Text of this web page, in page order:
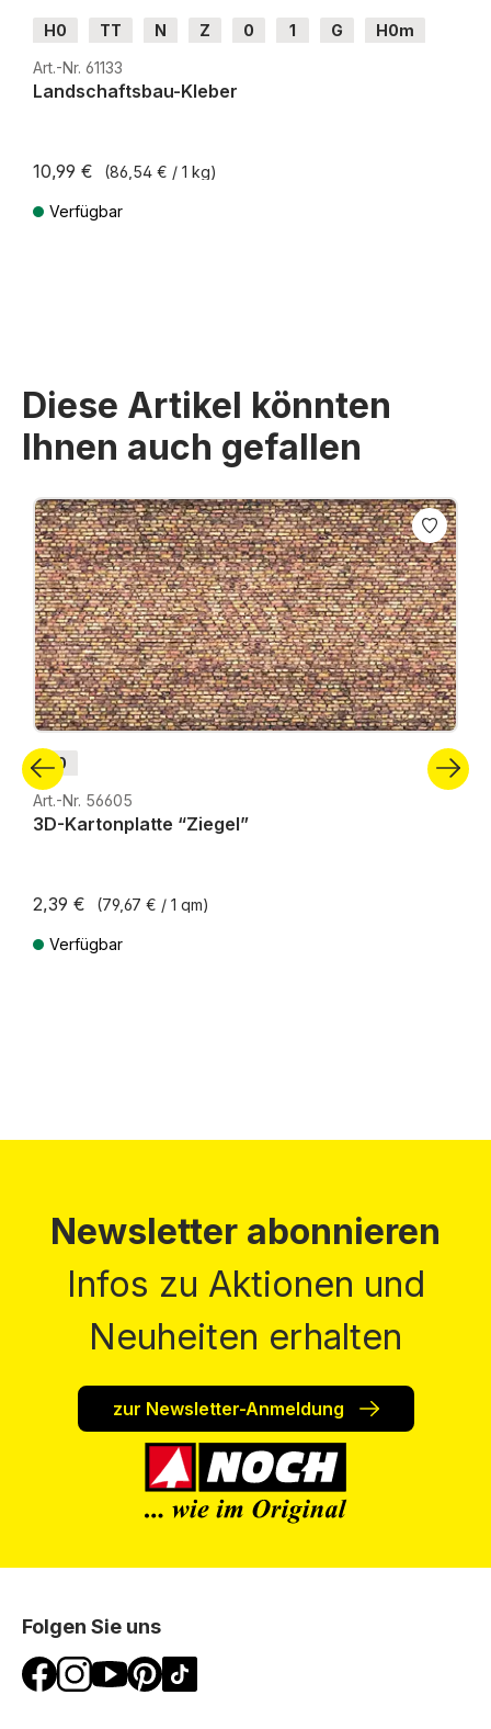
H0 TT N Z 0 1 G
H0m
H0e
Art.-Nr. 61133
Landschaftsbau-Kleber
10,99 € (86,54 € / 1 kg)
Verfügbar
Diese Artikel könnten
Ihnen auch gefallen
Produktgalerie überspringen
H0
Art.-Nr. 56605
3D-Kartonplatte “Ziegel”
2,39 € (79,67 € / 1 qm)
Verfügbar
Newsletter abonnieren
Infos zu Aktionen und
Neuheiten erhalten
zur Newsletter-Anmeldung
Folgen Sie uns